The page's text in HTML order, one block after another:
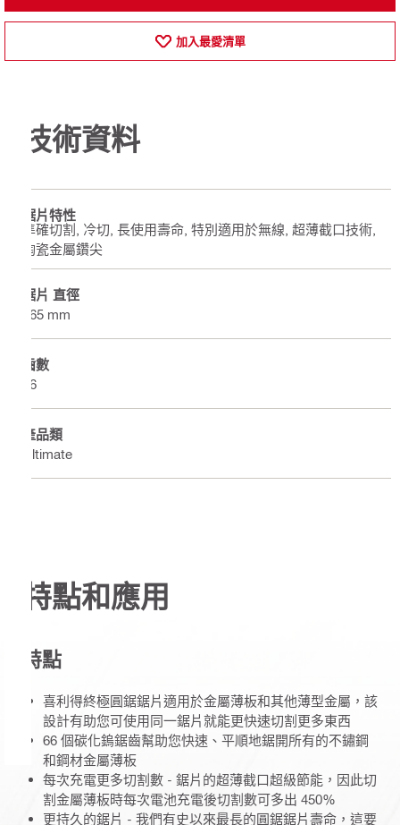
加入最愛清單
技術資料
鋸片特性
準確切割, 冷切, 長使用壽命, 特別適用於無線, 超薄截口技術,
陶瓷金屬鑽尖
鋸片 直徑
165 mm
齒數
66
產品類
Ultimate
特點和應用
特點
喜利得終極圓鋸鋸片適用於金屬薄板和其他薄型金屬，該
設計有助您可使用同一鋸片就能更快速切割更多東西
66 個碳化鎢鋸齒幫助您快速、平順地鋸開所有的不鏽鋼
和鋼材金屬薄板
每次充電更多切割數 - 鋸片的超薄截口超級節能，因此切
割金屬薄板時每次電池充電後切割數可多出 450%
更持久的鋸片 - 我們有史以來最長的圓鋸鋸片壽命，這要